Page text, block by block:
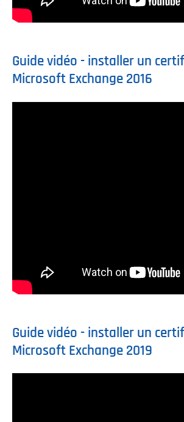
Guide vidéo - installer un
Microsoft Exchange 2016
Guide vidéo - installer un
Microsoft Exchange 2019